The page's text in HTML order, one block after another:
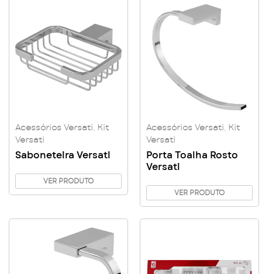
Acessórios Versati, Kit
Versati
Saboneteira Versati
VER PRODUTO
Acessórios Versati, Kit
Versati
Porta Toalha Rosto
Versati
VER PRODUTO